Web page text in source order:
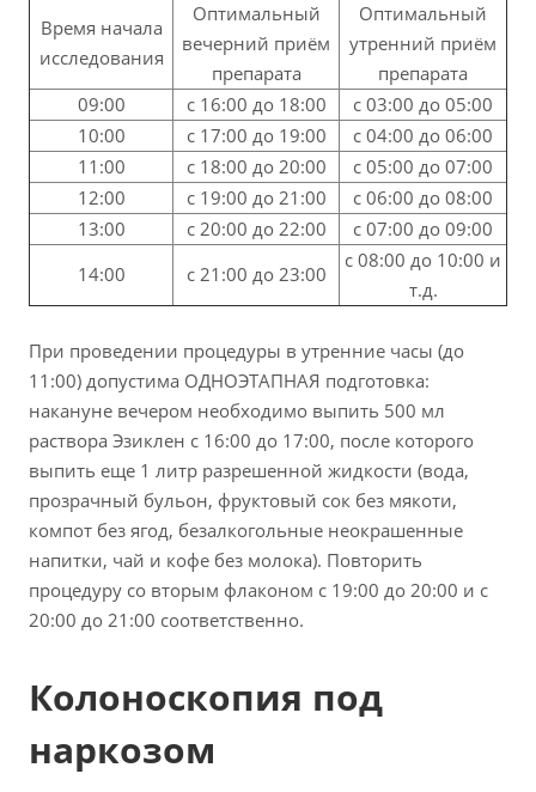
Время начала
исследования
Оптимальный
вечерний приём
препарата
Оптимальный
утренний приём
препарата
09:00
с 16:00 до 18:00
с 03:00 до 05:00
10:00
с 17:00 до 19:00
с 04:00 до 06:00
11:00
с 18:00 до 20:00
с 05:00 до 07:00
12:00
с 19:00 до 21:00
с 06:00 до 08:00
13:00
с 20:00 до 22:00
с 07:00 до 09:00
14:00
с 21:00 до 23:00
с 08:00 до 10:00 и
т.д.
При проведении процедуры в утренние часы (до
11:00) допустима ОДНОЭТАПНАЯ подготовка:
накануне вечером необходимо выпить 500 мл
раствора Эзиклен с 16:00 до 17:00, после которого
выпить еще 1 литр разрешенной жидкости (вода,
прозрачный бульон, фруктовый сок без мякоти,
компот без ягод, безалкогольные неокрашенные
напитки, чай и кофе без молока). Повторить
процедуру со вторым флаконом с 19:00 до 20:00 и с
20:00 до 21:00 соответственно.
Колоноскопия под
наркозом